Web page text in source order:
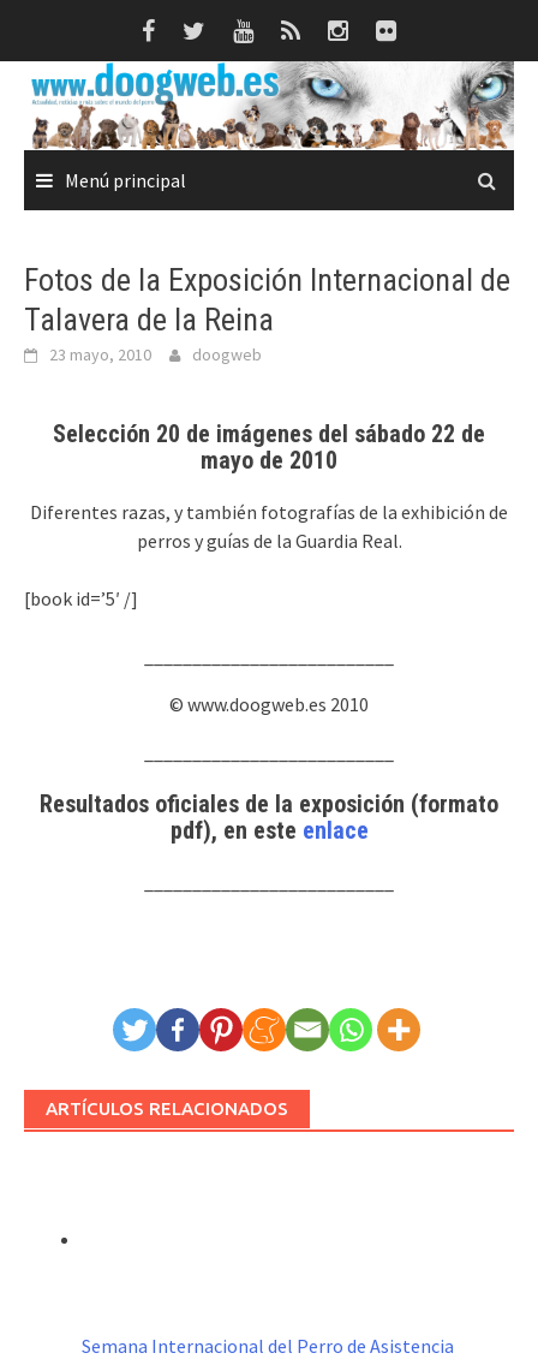
Menú principal
Fotos de la Exposición Internacional de
Talavera de la Reina
23 mayo, 2010 doogweb
Selección 20 de imágenes del sábado 22 de
mayo de 2010
Diferentes razas, y también fotografías de la exhibición de
perros y guías de la Guardia Real.
[book id=’5′ /]
© www.doogweb.es 2010
Resultados oficiales de la exposición (formato
pdf), en este enlace
ARTÍCULOS RELACIONADOS
Semana Internacional del Perro de Asistencia